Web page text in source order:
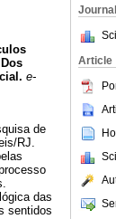
Journal
Article
e-
de
RJ.
das
sentidos